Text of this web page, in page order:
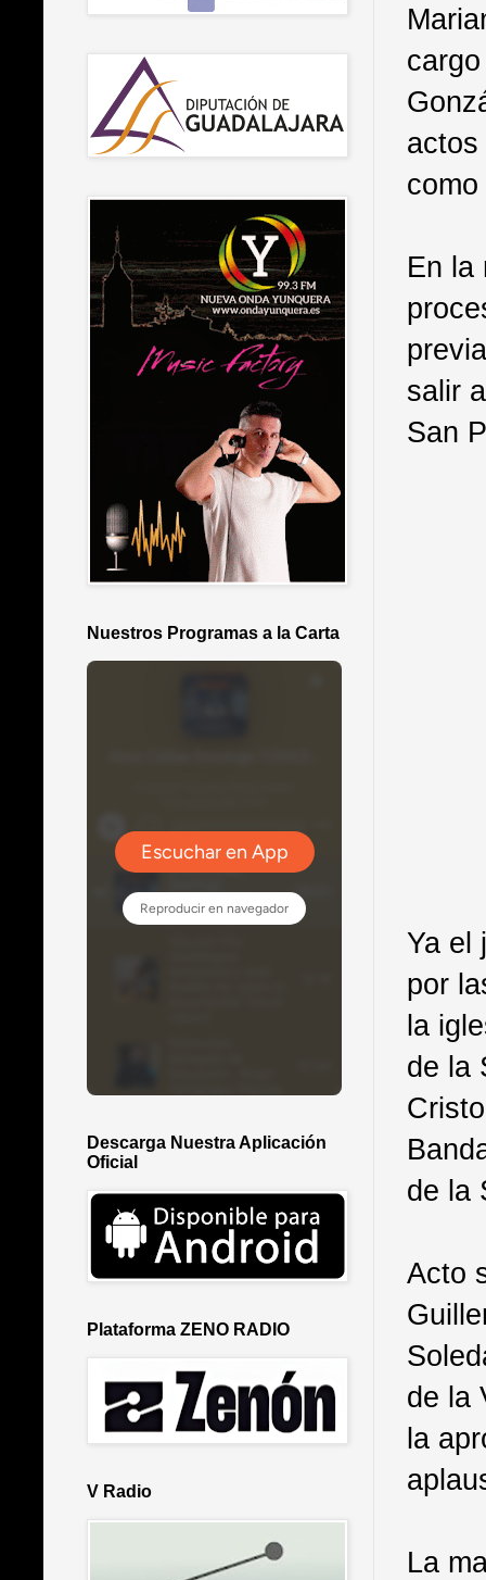
En la
salir
San
Ya el
por
la
de la
de la
Acto
de la
la
La
Nuestros Programas a la Carta
Descarga Nuestra Aplicación
Oficial
Plataforma ZENO RADIO
V Radio